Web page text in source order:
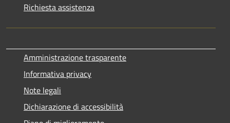
Richiesta assistenza
Amministrazione trasparente
Informativa privacy
Note legali
Dichiarazione di accessibilità